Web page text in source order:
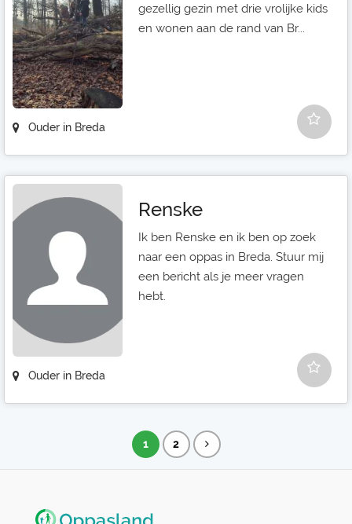
Ouder in Breda
gezellig gezin met drie vrolijke kids
en wonen aan de rand van Br...
Ouder in Breda
Renske
Ik ben Renske en ik ben op zoek
naar een oppas in Breda. Stuur mij
een bericht als je meer vragen
hebt.
1 2